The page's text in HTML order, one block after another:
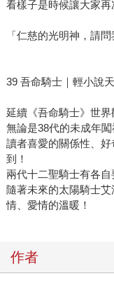
看樣子是時候讓大家再
「仁慈的光明神，請
39 吾命騎士｜輕小說
延續《吾命騎士》世界
無論是38代的未成年
讀者喜愛的關係性、
到！
兩代十二聖騎士有各
隨著未來的太陽騎士
情、愛情的溫暖！
作者